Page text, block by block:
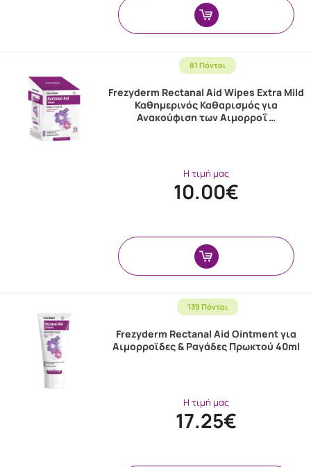
81 Πόντοι
Frezyderm Rectanal Aid Wipes Extra Mild
Καθημερινός Καθαρισμός για
Ανακούφιση των Αιμορροΐ …
Η τιμή μας
10.00€
139 Πόντοι
Frezyderm Rectanal Aid Ointment για
Αιμορροϊδες & Ραγάδες Πρωκτού 40ml
Η τιμή μας
17.25€